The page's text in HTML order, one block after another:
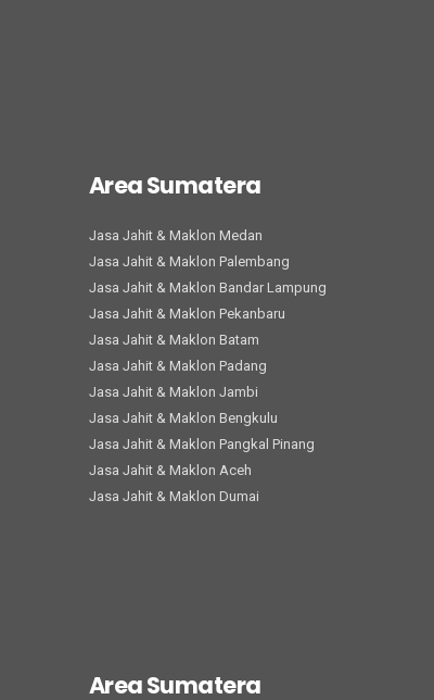
Area Sumatera
Jasa Jahit & Maklon Medan
Jasa Jahit & Maklon Palembang
Jasa Jahit & Maklon Bandar Lampung
Jasa Jahit & Maklon Pekanbaru
Jasa Jahit & Maklon Batam
Jasa Jahit & Maklon Padang
Jasa Jahit & Maklon Jambi
Jasa Jahit & Maklon Bengkulu
Jasa Jahit & Maklon Pangkal Pinang
Jasa Jahit & Maklon Aceh
Jasa Jahit & Maklon Dumai
Area Sumatera